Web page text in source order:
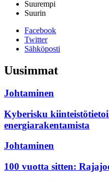
Suurempi
Suurin
Facebook
Twitter
Sähköposti
Uusimmat
Johtaminen
Kyberisku
energiarakentamista
Johtaminen
100 vuotta sitten: